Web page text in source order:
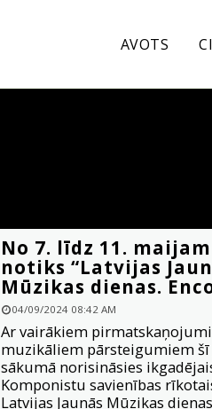
AVOTS
No 7. līdz 11.
notiks “Latvijas
Mūzikas dienas.
04/09/2024 08:42 AM
Ar vairākiem
muzikāliem pārsteigumiem šī
sākumā norisināsies
Komponistu savienības
Latvijas Jaunās Mūzikas